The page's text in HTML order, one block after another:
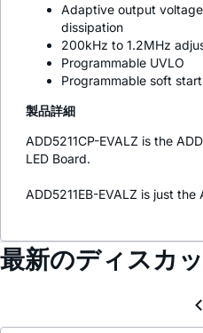
Adaptive output
dissipation
200kHz to 1.2MHz
Programmable UVLO
Programmable soft
製品詳細
ADD5211CP-EVALZ is the
LED Board.
ADD5211EB-EVALZ is just
最新のディスカ